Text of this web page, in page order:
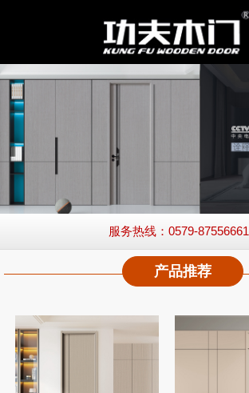
服务热线：0579-87556661
产品推荐